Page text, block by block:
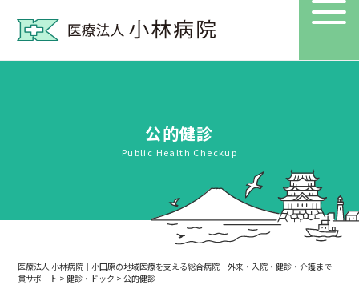
公的健診
Public Health Checkup
医療法人 小林病院｜小田原の地域医療を支える総合病院｜外来・入院・健診・介護まで一
貫サポート >健診・ドック >公的健診